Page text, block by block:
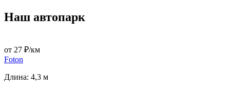
Наш автопарк
от 27 ₽/км
Foton
Длина: 4,3 м